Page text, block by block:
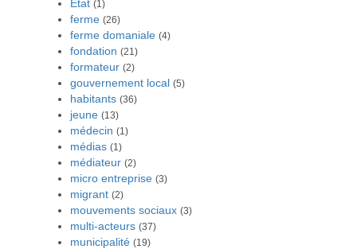
Etat (1)
ferme (26)
ferme domaniale (4)
fondation (21)
formateur (2)
gouvernement local (5)
habitants (36)
jeune (13)
médecin (1)
médias (1)
médiateur (2)
micro entreprise (3)
migrant (2)
mouvements sociaux (3)
multi-acteurs (37)
municipalité (19)